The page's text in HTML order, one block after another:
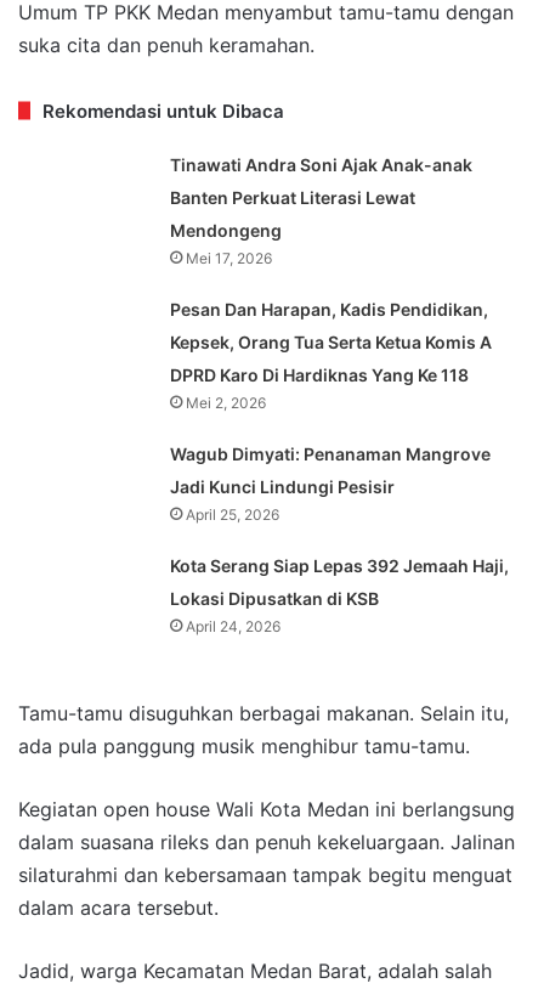
Umum TP PKK Medan menyambut tamu-tamu dengan
suka cita dan penuh keramahan.
Rekomendasi untuk Dibaca
Tinawati Andra Soni Ajak Anak-anak
Banten Perkuat Literasi Lewat
Mendongeng
Mei 17, 2026
Pesan Dan Harapan, Kadis Pendidikan,
Kepsek, Orang Tua Serta Ketua Komis A
DPRD Karo Di Hardiknas Yang Ke 118
Mei 2, 2026
Wagub Dimyati: Penanaman Mangrove
Jadi Kunci Lindungi Pesisir
April 25, 2026
Kota Serang Siap Lepas 392 Jemaah Haji,
Lokasi Dipusatkan di KSB
April 24, 2026
Tamu-tamu disuguhkan berbagai makanan. Selain itu,
ada pula panggung musik menghibur tamu-tamu.
Kegiatan open house Wali Kota Medan ini berlangsung
dalam suasana rileks dan penuh kekeluargaan. Jalinan
silaturahmi dan kebersamaan tampak begitu menguat
dalam acara tersebut.
Jadid, warga Kecamatan Medan Barat, adalah salah